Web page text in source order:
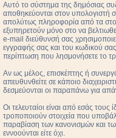
Αυτό το σύστημα της δημόσιας
αποθηκεύονται στον υπολογιστή
απολύτως πληροφορία από τα
εξυπηρετούν μόνο στο να
e-mail διεύθυνσή σας
εγγραφής σας και του κωδικού
περίπτωση που λησμονήσετε το
Αν ως μέλος, επισκέπτης ή
απευθυνθείτε σε κάποιο
δεσμεύονται οι παραπάνω για
Οι τελευταίοι είναι από εσάς
τροποποιούν στοιχεία που
παραβίαση των κανονισμών και
εννοούνται είτε όχι.